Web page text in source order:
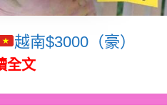
越南$3000（豪）
全文